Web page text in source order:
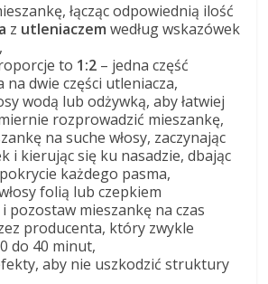
łącząc odpowiednią ilość
z utleniaczem według wskazówek
to 1:2 – jedna część
na dwie części utleniacza,
wodą lub odżywką, aby łatwiej
rozprowadzić mieszankę,
na suche włosy, zaczynając
i kierując się ku nasadzie, dbając
każdego pasma,
folią lub czepkiem
pozostaw mieszankę na czas
producenta, który zwykle
do 40 minut,
aby nie uszkodzić struktury